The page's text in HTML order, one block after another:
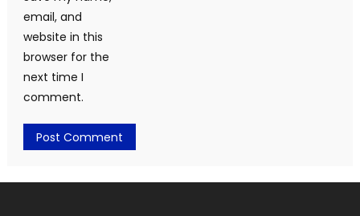
email, and
website in this
browser for the
next time I
comment.